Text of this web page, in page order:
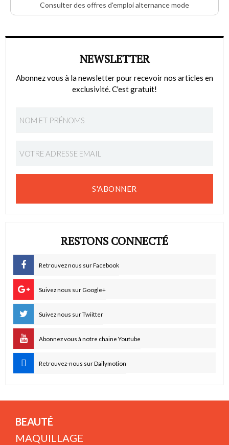
Consulter des offres d'emploi alternance mode
NEWSLETTER
Abonnez vous à la newsletter pour recevoir nos articles en
exclusivité. C'est gratuit!
S'ABONNER
RESTONS CONNECTÉ
Retrouvez nous sur Facebook
Suivez nous sur Google+
Suivez nous sur Twiitter
Abonnez vous à notre chaine Youtube
Retrouvez-nous sur Dailymotion
BEAUTÉ
MAQUILLAGE